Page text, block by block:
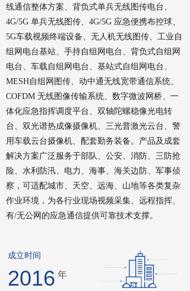
2016
线通信整体方案、背负式单兵无线图传电台、
4G/5G 单兵无线图传、4G/5G 应急便携布控球、
5G车载视频终端设备、无人机无线图传、工业自
组网电台基站、手持自组网电台、背负式自组网
电台、车载自组网电台、基站式自组网电台、
MESH自组网图传、动中通无线宽带通信系统、
COFDM 无线图像传输系统、数字微波网桥、一
体化应急指挥调度平台、双轴陀螺稳像光电转
台、双光谱热成像摄像机、三光普激光云台、警
用车载云台摄像机、配套勤务装备。产品及成套
解决方案广泛服务于部队、公安、消防、三防抢
险、水利防汛、电力、海事、海关边防、军事侦
察，可适配城市、天空、远海、山地等各类复杂
作业环境，为各行业现场视频采集、远程指挥、
有/无公网的应急通信提供可靠技术支撑。
成立时间
年